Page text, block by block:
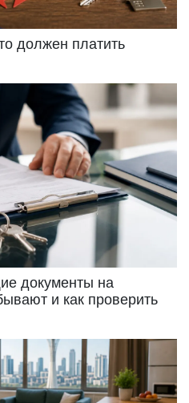
должен платить
документы на
и как проверить